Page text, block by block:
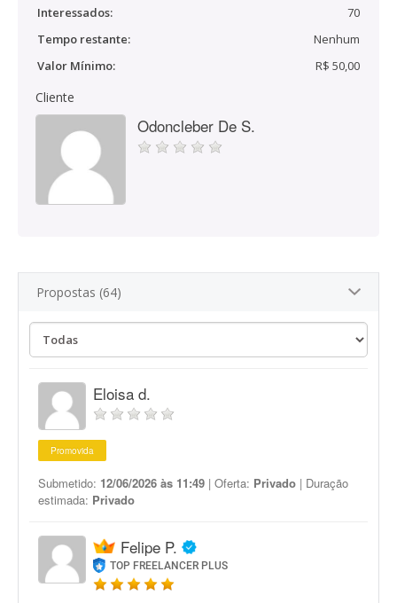
Interessados:
70
Tempo restante:
Nenhum
Valor Mínimo:
R$ 50,00
Cliente
Odoncleber De S.
Propostas (64)
Eloisa d.
Promovida
Submetido: 12/06/2026 às 11:49 | Oferta: Privado | Duração
estimada: Privado
Felipe P.
TOP FREELANCER PLUS